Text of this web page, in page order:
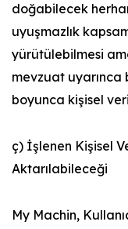
doğabilecek
uyuşmazlık
yürütülebilmesi
mevzuat uyarınca
boyunca kişisel
ç) İşlenen Kişisel
Aktarılabileceği
My Machin,